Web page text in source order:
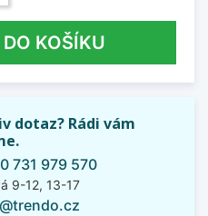
DO KOŠÍKU
dotaz? Rádi vám
731 979 570
9-12, 13-17